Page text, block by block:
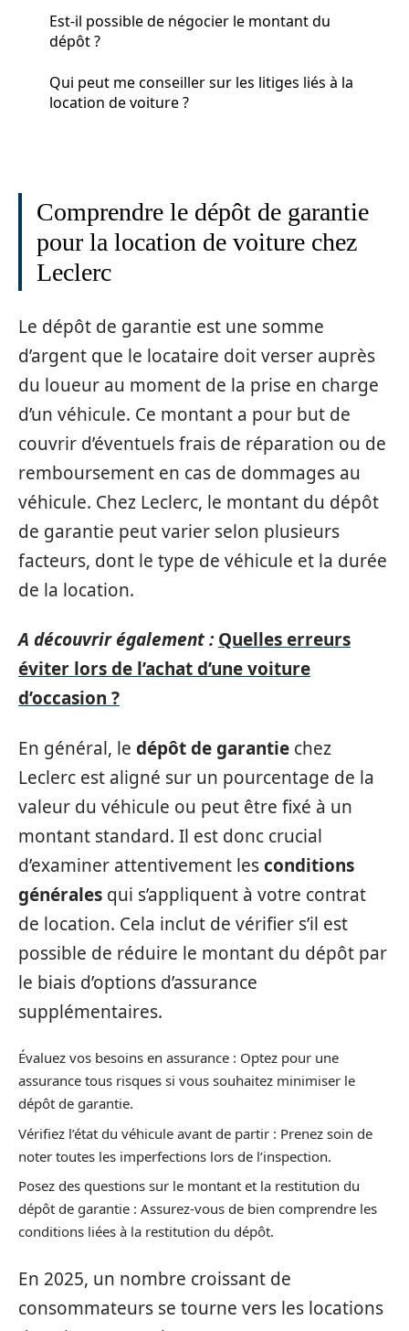
Est-il possible de négocier le montant du
dépôt ?
Qui peut me conseiller sur les litiges liés à la
location de voiture ?
Comprendre le dépôt de garantie
pour la location de voiture chez
Leclerc
Le dépôt de garantie est une somme
d’argent que le locataire doit verser auprès
du loueur au moment de la prise en charge
d’un véhicule. Ce montant a pour but de
couvrir d’éventuels frais de réparation ou de
remboursement en cas de dommages au
véhicule. Chez Leclerc, le montant du dépôt
de garantie peut varier selon plusieurs
facteurs, dont le type de véhicule et la durée
de la location.
A découvrir également : Quelles erreurs
éviter lors de l’achat d’une voiture
d’occasion ?
En général, le dépôt de garantie chez
Leclerc est aligné sur un pourcentage de la
valeur du véhicule ou peut être fixé à un
montant standard. Il est donc crucial
d’examiner attentivement lesconditions
générales qui s’appliquent à votre contrat
de location. Cela inclut de vérifier s’il est
possible de réduire le montant du dépôt par
le biais d’options d’assurance
supplémentaires.
Évaluez vos besoins en assurance : Optez pour une
assurance tous risques si vous souhaitez minimiser le
dépôt de garantie.
Vérifiez l’état du véhicule avant de partir : Prenez soin de
noter toutes les imperfections lors de l’inspection.
Posez des questions sur le montant et la restitution du
dépôt de garantie : Assurez-vous de bien comprendre les
conditions liées à la restitution du dépôt.
En 2025, un nombre croissant de
consommateurs se tourne vers les locations